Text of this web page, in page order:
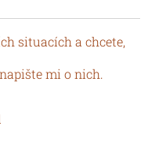
situacích a chcete,
mi o nich.